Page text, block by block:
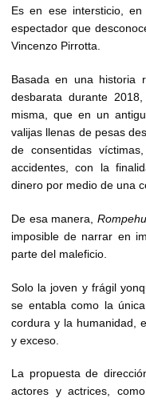
Es en ese intersticio,
espectador que
Vincenzo Pirrotta.
Basada en una historia
desbarata durante
misma, que en un
valijas llenas de pesas
de consentidas
accidentes, con la
dinero por medio de una
De esa manera,
imposible de narrar en
parte del maleficio.
Solo la joven y frágil
se entabla como la
cordura y la humanidad,
y exceso.
La propuesta de
actores y actrices,